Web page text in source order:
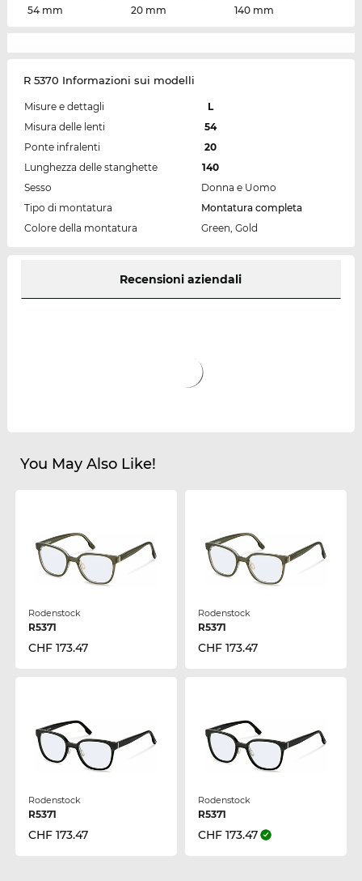
54 mm
20 mm
140 mm
R 5370 Informazioni sui modelli
Misure e dettagli
L
Misura delle lenti
54
Ponte infralenti
20
Lunghezza delle stanghette
140
Sesso
Donna e Uomo
Tipo di montatura
Montatura completa
Colore della montatura
Green, Gold
Recensioni aziendali
You May Also Like!
Rodenstock
R5371
CHF 173.47
Rodenstock
R5371
CHF 173.47
Rodenstock
R5371
CHF 173.47
Rodenstock
R5371
CHF 173.47